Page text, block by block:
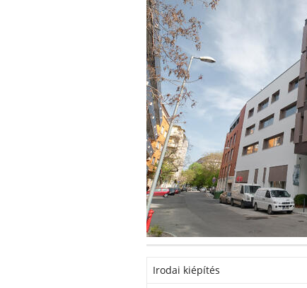
Irodai kiépítés